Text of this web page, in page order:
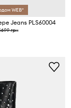
WEB*
Jeans PLS60004
грн